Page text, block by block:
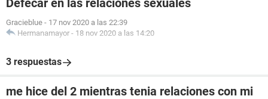
Defecar en las relaciones sexuales
Gracieblue - 17 nov 2020 a las 22:39
Hermanamayor - 18 nov 2020 a las 14:20
3 respuestas
me hice del 2 mientras tenia relaciones con mi